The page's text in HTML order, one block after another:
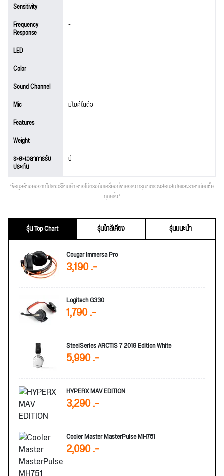
Sensitivity
Frequency
Response
-
LED
Color
Sound Channel
Mic
มีไมค์ในตัว
Features
Weight
ระยะเวลาการรับ
ประกัน
ปี
*ข้อมูลอ้างอิงจากโปรชัวร์ร้านค้า อาจไม่ตรงกับเครื่องที่ขายจริง กรุณาตรวจสอบสเปคและราคาก่อนซื้อ
ทุกครั้ง*
รุ่น Top Chart รุ่นใกล้เคียง
รุ่นแนะนำ
Cougar Immersa Pro
3,190 .-
Logitech G330
1,790 .-
SteelSeries ARCTIS 7 2019 Edition White
5,990 .-
HYPERX MAV EDITION
3,290 .-
Cooler Master MasterPulse MH751
2,090 .-